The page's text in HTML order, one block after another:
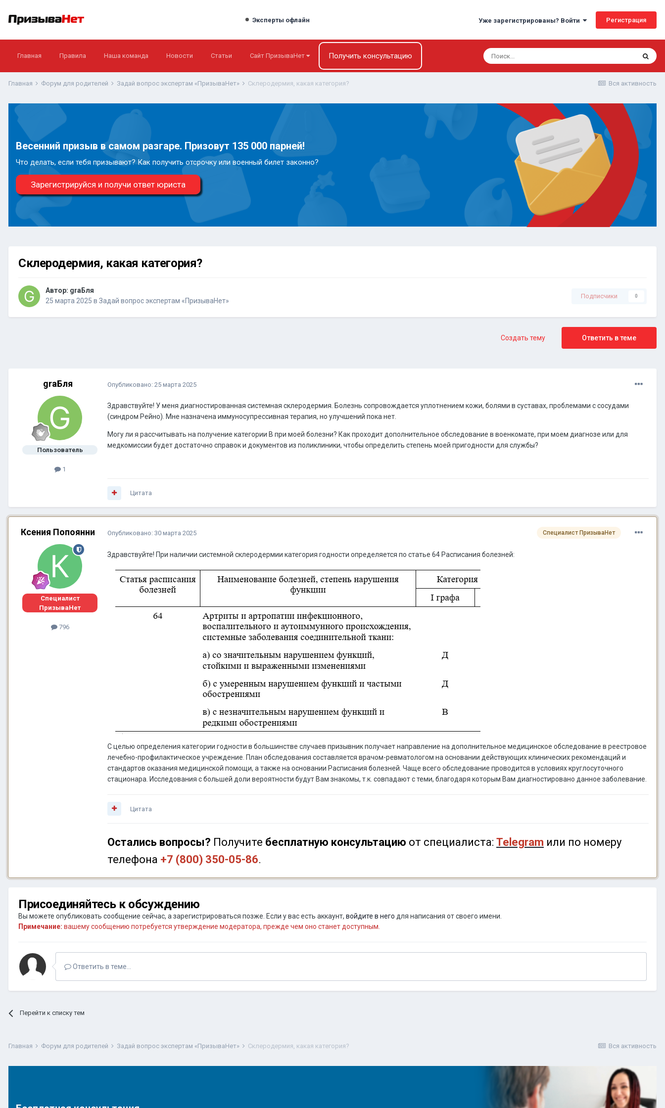
Эксперты офлайн Уже зарегистрированы? Войти Регистрация
Главная Правила Наша команда Новости Статьи Сайт ПризываНет Получить консультацию
Вся активность
Главная Форум для родителей Задай вопрос экспертам «ПризываНет» Склеродермия, какая категория?
Весенний призыв в самом разгаре. Призовут 135 000 парней!
Что делать, если тебя призывают? Как получить отсрочку или военный билет законно?
Зарегистрируйся и получи ответ юриста
Склеродермия, какая категория?
Автор: graБля
25 марта 2025 в Задай вопрос экспертам «ПризываНет»
Подписчики 0
Ответить в теме
Создать тему
graБля
Пользователь
1
Опубликовано: 25 марта 2025
Здравствуйте! У меня диагностированная системная склеродермия. Болезнь сопровождается уплотнением кожи, болями в суставах, проблемами с сосудами
(синдром Рейно). Мне назначена иммуносупрессивная терапия, но улучшений пока нет.
Могу ли я рассчитывать на получение категории В при моей болезни? Как проходит дополнительное обследование в военкомате, при моем диагнозе или для
медкомиссии будет достаточно справок и документов из поликлиники, чтобы определить степень моей пригодности для службы?
Цитата
Ксения Попоянни
Специалист
ПризываНет
796
Специалист ПризываНет
Опубликовано: 30 марта 2025
Здравствуйте! При наличии системной склеродермии категория годности определяется по статье 64 Расписания болезней:
С целью определения категории годности в большинстве случаев призывник получает направление на дополнительное медицинское обследование в реестровое
лечебно-профилактическое учреждение. План обследования составляется врачом-ревматологом на основании действующих клинических рекомендаций и
стандартов оказания медицинской помощи, а также на основании Расписания болезней. Чаще всего обследование проводится в условиях круглосуточного
стационара. Исследования с большей доли вероятности будут Вам знакомы, т.к. совпадают с теми, благодаря которым Вам диагностировано данное заболевание.
Цитата
Остались вопросы? Получите бесплатную консультацию от специалиста: Telegram или по номеру
телефона +7 (800) 350-05-86.
Присоединяйтесь к обсуждению
Вы можете опубликовать сообщение сейчас, а зарегистрироваться позже. Если у вас есть аккаунт, войдите в него для написания от своего имени.
Примечание: вашему сообщению потребуется утверждение модератора, прежде чем оно станет доступным.
Ответить в теме...
Перейти к списку тем
Вся активность
Главная Форум для родителей Задай вопрос экспертам «ПризываНет» Склеродермия, какая категория?